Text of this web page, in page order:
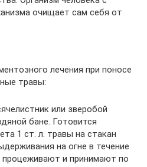
очищает сам себя от
лечения при поносе
травы:
или зверобой
бане. Готовится
1 ст. л. травы на стакан
на огне в течение
процеживают и принимают по